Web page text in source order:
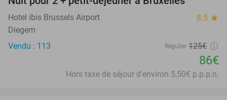
Hotel ibis Brussels Airport 8.5 star
Diegem
Vendu : 113
Régulier 125€
86€
Hors taxe de séjour d'environ 5,50€ p.p.p.n.